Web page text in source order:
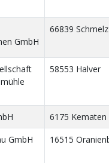
GmbH
66839 Schmelz
58553 Halver
6175 Kematen
GmbH 16515